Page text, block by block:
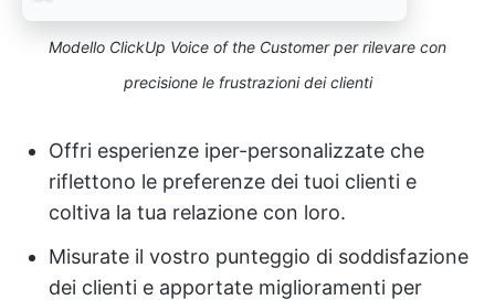
Modello ClickUp Voice of the Customer per rilevare con
precisione le frustrazioni dei clienti
Offri esperienze iper-personalizzate che
riflettono le preferenze dei tuoi clienti e
coltiva la tua relazione con loro.
Misurate il vostro punteggio di soddisfazione
dei clienti e apportate miglioramenti per